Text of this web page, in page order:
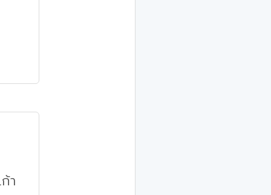
า